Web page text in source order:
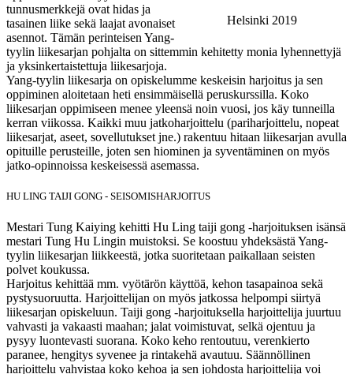
Helsinki 2019
tunnusmerkkejä ovat hidas ja
tasainen liike sekä laajat avonaiset
asennot. Tämän perinteisen Yang-
tyylin liikesarjan pohjalta on sittemmin kehitetty monia lyhennettyjä
ja yksinkertaistettuja liikesarjoja.
Yang-tyylin liikesarja on opiskelumme keskeisin harjoitus ja sen
oppiminen aloitetaan heti ensimmäisellä peruskurssilla. Koko
liikesarjan oppimiseen menee yleensä noin vuosi, jos käy tunneilla
kerran viikossa. Kaikki muu jatkoharjoittelu (pariharjoittelu, nopeat
liikesarjat, aseet, sovellutukset jne.) rakentuu hitaan liikesarjan avulla
opituille perusteille, joten sen hiominen ja syventäminen on myös
jatko-opinnoissa keskeisessä asemassa.
HU LING TAIJI GONG - SEISOMISHARJOITUS
Mestari Tung Kaiying kehitti Hu Ling taiji gong -harjoituksen isänsä
mestari Tung Hu Lingin muistoksi. Se koostuu yhdeksästä Yang-
tyylin liikesarjan liikkeestä, jotka suoritetaan paikallaan seisten
polvet koukussa.
Harjoitus kehittää mm. vyötärön käyttöä, kehon tasapainoa sekä
pystysuoruutta. Harjoittelijan on myös jatkossa helpompi siirtyä
liikesarjan opiskeluun. Taiji gong -harjoituksella harjoittelija juurtuu
vahvasti ja vakaasti maahan; jalat voimistuvat, selkä ojentuu ja
pysyy luontevasti suorana. Koko keho rentoutuu, verenkierto
paranee, hengitys syvenee ja rintakehä avautuu. Säännöllinen
harjoittelu vahvistaa koko kehoa ja sen johdosta harjoittelija voi